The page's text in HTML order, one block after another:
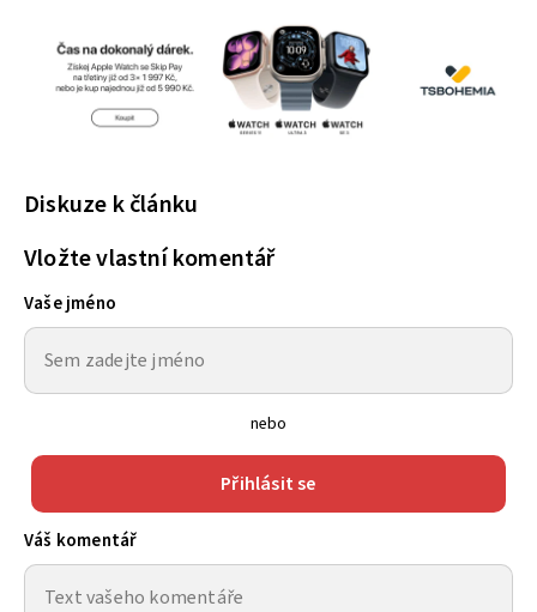
Diskuze k článku
Vložte vlastní komentář
Vaše jméno
nebo
Přihlásit se
Váš komentář